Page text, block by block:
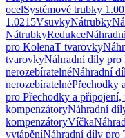
ocelSystémové trubky
1.0215VsuvkyNátrubky
NátrubkyRedukce
pro KolenaT tvarovky
tvarovkyNáhradní díly
nerozebíratelnéNáhradní
nerozebíratelnéPřechodky
pro Přechodky a připojení,
kompenzátoryNáhradní
kompenzátoryVíčka
vytápěníNáhradní díly pro